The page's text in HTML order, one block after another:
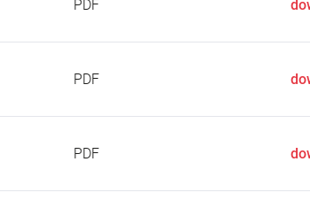
PDF
PDF
PDF